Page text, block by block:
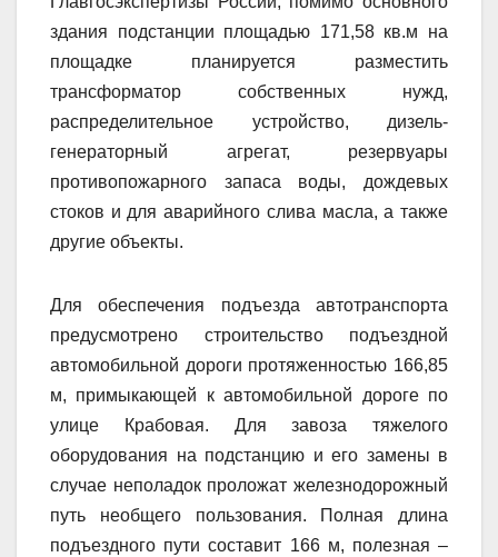
здания подстанции площадью 171,58 кв.м на
площадке планируется разместить
трансформатор собственных нужд,
распределительное устройство, дизель-
генераторный агрегат, резервуары
противопожарного запаса воды, дождевых
стоков и для аварийного слива масла, а также
другие объекты.
Для обеспечения подъезда автотранспорта
предусмотрено строительство подъездной
автомобильной дороги протяженностью 166,85
м, примыкающей к автомобильной дороге по
улице Крабовая. Для завоза тяжелого
оборудования на подстанцию и его замены в
случае неполадок проложат железнодорожный
путь необщего пользования. Полная длина
подъездного пути составит 166 м, полезная –